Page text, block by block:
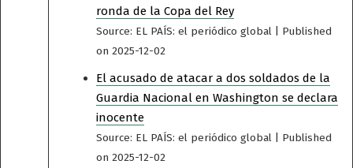
ronda de la Copa del Rey
Source: EL PAÍS: el periódico global
Published
on 2025-12-02
El acusado de atacar a dos soldados de la
Guardia Nacional en Washington se declara
inocente
Source: EL PAÍS: el periódico global
Published
on 2025-12-02